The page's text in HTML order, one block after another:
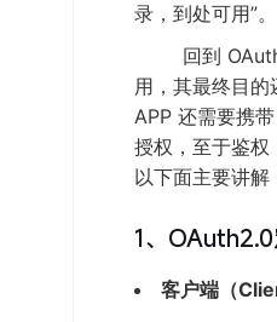
录，到处可用”。
回到 OAuth
用，其最终目
APP 还需要携
授权，至于鉴
以下面主要讲
1、
客户端（